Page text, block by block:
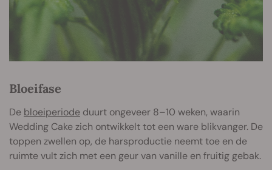
Bloeifase
De bloeiperiode duurt ongeveer 8–10 weken, waarin
Wedding Cake zich ontwikkelt tot een ware blikvanger. De
toppen zwellen op, de harsproductie neemt toe en de
ruimte vult zich met een geur van vanille en fruitig gebak.